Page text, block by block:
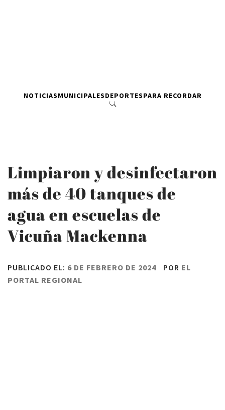
NOTICIASMUNICIPALESDEPORTESPARA RECORDAR
Limpiaron y desinfectaron
más de 40 tanques de
agua en escuelas de
Vicuña Mackenna
PUBLICADO EL: 6 DE FEBRERO DE 2024 POR EL
PORTAL REGIONAL